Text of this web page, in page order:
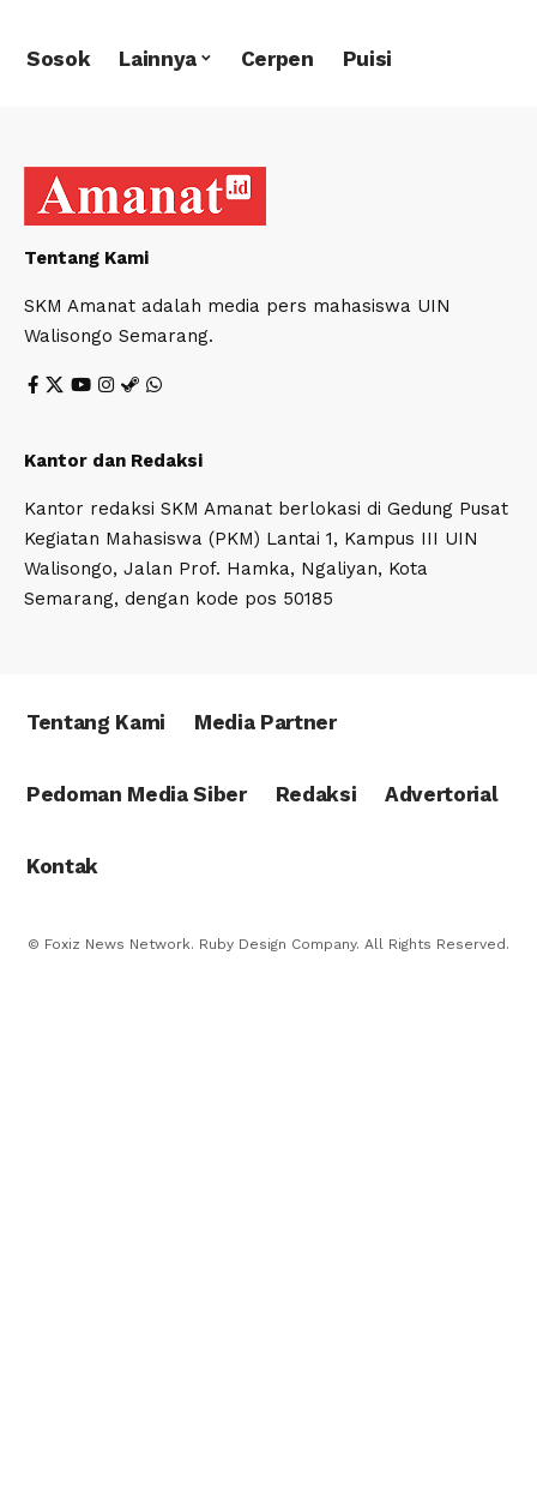
Sosok Lainnya Cerpen Puisi
Tentang Kami
SKM Amanat adalah media pers mahasiswa UIN
Walisongo Semarang.
Kantor dan Redaksi
Kantor redaksi SKM Amanat berlokasi di Gedung Pusat
Kegiatan Mahasiswa (PKM) Lantai 1, Kampus III UIN
Walisongo, Jalan Prof. Hamka, Ngaliyan, Kota
Semarang, dengan kode pos 50185
Tentang Kami Media Partner
Pedoman Media Siber Redaksi Advertorial
Kontak
© Foxiz News Network. Ruby Design Company. All Rights Reserved.